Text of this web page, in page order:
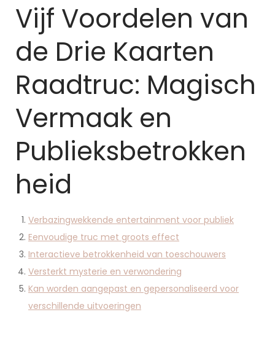
Vijf Voordelen van
de Drie Kaarten
Raadtruc: Magisch
Vermaak en
Publieksbetrokken
heid
Verbazingwekkende entertainment voor publiek
Eenvoudige truc met groots effect
Interactieve betrokkenheid van toeschouwers
Versterkt mysterie en verwondering
Kan worden aangepast en gepersonaliseerd voor
verschillende uitvoeringen